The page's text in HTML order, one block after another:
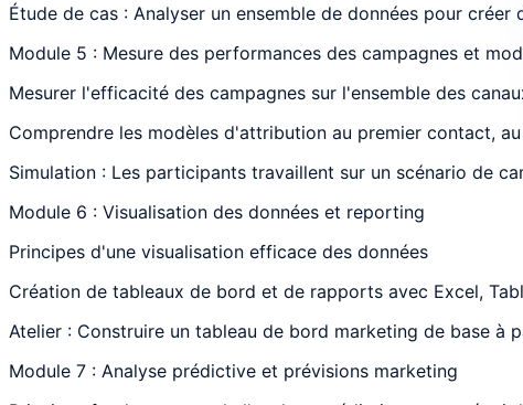
Étude de cas : Analyser un ensemble de données pour
Module 5 : Mesure des performances des campagnes et
Mesurer l'efficacité des campagnes sur l'ensemble des
Comprendre les modèles d'attribution au premier contact,
Simulation : Les participants travaillent sur un scénario de
Module 6 : Visualisation des données et reporting
Principes d'une visualisation efficace des données
Création de tableaux de bord et de rapports avec Excel,
Atelier : Construire un tableau de bord marketing de base à
Module 7 : Analyse prédictive et prévisions marketing